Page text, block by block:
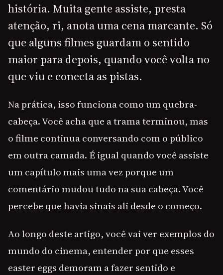
história. Muita gente assiste, presta
atenção, ri, anota uma cena marcante. Só
que alguns filmes guardam o sentido
maior para depois, quando você volta no
que viu e conecta as pistas.
Na prática, isso funciona como um quebra-
cabeça. Você acha que a trama terminou, mas
o filme continua conversando com o público
em outra camada. É igual quando você assiste
um capítulo mais uma vez porque um
comentário mudou tudo na sua cabeça. Você
percebe que havia sinais ali desde o começo.
Ao longo deste artigo, você vai ver exemplos do
mundo do cinema, entender por que esses
easter eggs demoram a fazer sentido e